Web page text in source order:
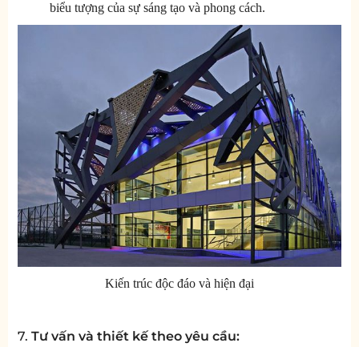
biểu tượng của sự sáng tạo và phong cách.
Kiến trúc độc đáo và hiện đại
7. Tư vấn và thiết kế theo yêu cầu: